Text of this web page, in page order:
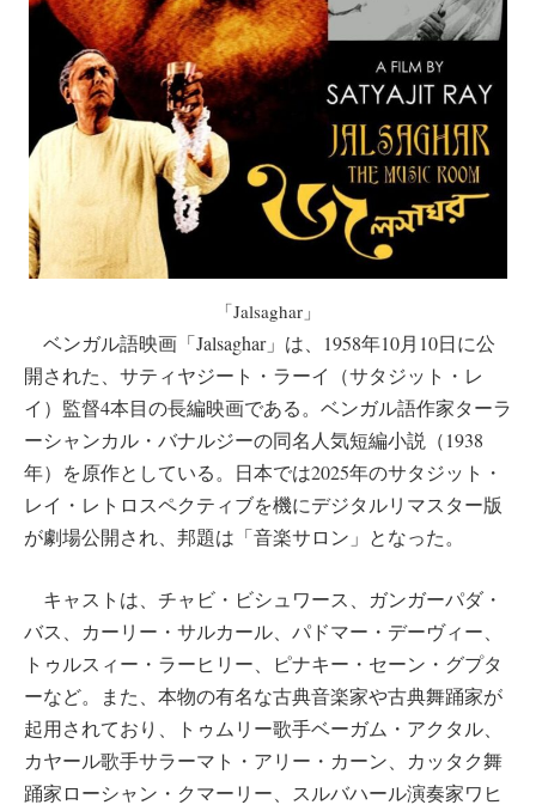
「Jalsaghar」
ベンガル語映画「Jalsaghar」は、1958年10月10日に公
開された、サティヤジート・ラーイ（サタジット・レ
イ）監督4本目の長編映画である。ベンガル語作家ターラ
ーシャンカル・バナルジーの同名人気短編小説（1938
年）を原作としている。日本では2025年のサタジット・
レイ・レトロスペクティブを機にデジタルリマスター版
が劇場公開され、邦題は「音楽サロン」となった。
キャストは、チャビ・ビシュワース、ガンガーパダ・
バス、カーリー・サルカール、パドマー・デーヴィー、
トゥルスィー・ラーヒリー、ピナキー・セーン・グプタ
ーなど。また、本物の有名な古典音楽家や古典舞踊家が
起用されており、トゥムリー歌手ベーガム・アクタル、
カヤール歌手サラーマト・アリー・カーン、カッタク舞
踊家ローシャン・クマーリー、スルバハール演奏家ワヒ